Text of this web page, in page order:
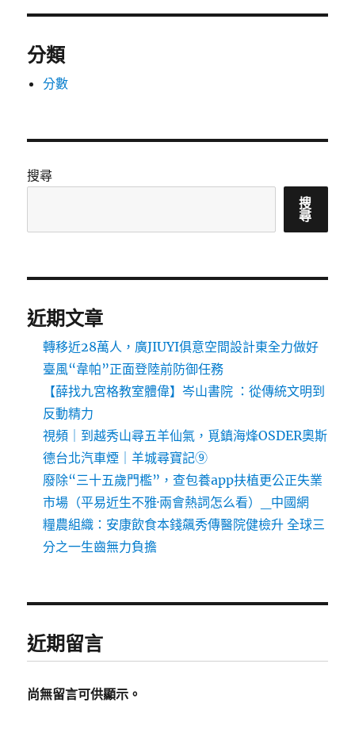
分類
分數
搜尋
搜
尋
近期文章
轉移近28萬人，廣JIUYI俱意空間設計東全力做好
臺風“韋帕”正面登陸前防御任務
【薛找九宮格教室體偉】岑山書院 ：從傳統文明到
反動精力
視頻｜到越秀山尋五羊仙氣，覓鎮海烽OSDER奧斯
德台北汽車煙｜羊城尋寶記⑨
廢除“三十五歲門檻”，查包養app扶植更公正失業
市場（平易近生不雅·兩會熱詞怎么看）_中國網
糧農組織：安康飲食本錢飆秀傳醫院健檢升 全球三
分之一生齒無力負擔
近期留言
尚無留言可供顯示。